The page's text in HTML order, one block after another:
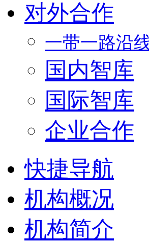
对外合作
一带一路沿
国内智库
国际智库
企业合作
快捷导航
机构概况
机构简介